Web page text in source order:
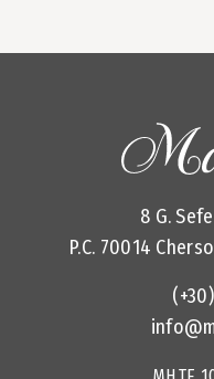
8 G.
P.C. 70014